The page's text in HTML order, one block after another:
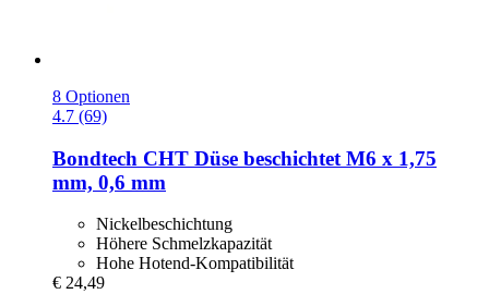
8 Optionen
4.7 (69)
Bondtech CHT Düse beschichtet M6 x 1,75
mm, 0,6 mm
Nickelbeschichtung
Höhere Schmelzkapazität
Hohe Hotend-Kompatibilität
€ 24,49